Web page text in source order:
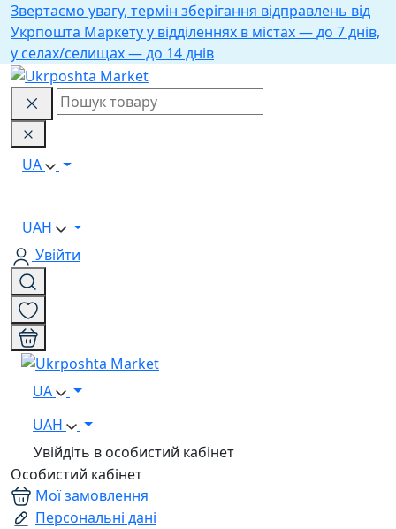
Звертаємо увагу, термін зберігання відправлень від
Укрпошта Маркету у відділеннях в містах — до 7 днів,
у селах/селищах — до 14 днів
UA
UAH
Увійти
UA
UAH
Увійдіть в особистий кабінет
Особистий кабінет
Мої замовлення
Персональні дані